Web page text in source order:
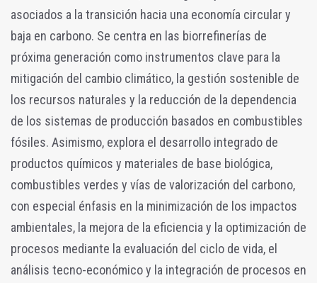
asociados a la transición hacia una economía circular y
baja en carbono. Se centra en las biorrefinerías de
próxima generación como instrumentos clave para la
mitigación del cambio climático, la gestión sostenible de
los recursos naturales y la reducción de la dependencia
de los sistemas de producción basados en combustibles
fósiles. Asimismo, explora el desarrollo integrado de
productos químicos y materiales de base biológica,
combustibles verdes y vías de valorización del carbono,
con especial énfasis en la minimización de los impactos
ambientales, la mejora de la eficiencia y la optimización de
procesos mediante la evaluación del ciclo de vida, el
análisis tecno-económico y la integración de procesos en